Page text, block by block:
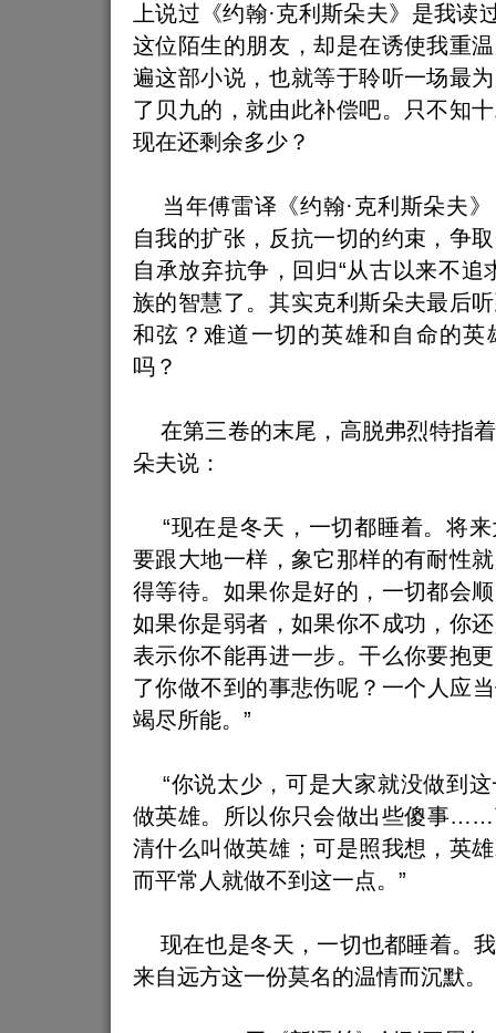
上说过《约翰·克利斯朵夫》是我读
这位陌生的朋友，却是在诱使我重
遍这部小说，也就等于聆听一场最
了贝九的，就由此补偿吧。只不知
现在还剩余多少？
当年傅雷译《约翰·克利斯朵夫》
自我的扩张，反抗一切的约束，争
自承放弃抗争，回归“从古以来不追
族的智慧了。其实克利斯朵夫最后
和弦？难道一切的英雄和自命的英
吗？
在第三卷的末尾，高脱弗烈特指
朵夫说：
“现在是冬天，一切都睡着。将来
要跟大地一样，象它那样的有耐性
得等待。如果你是好的，一切都会
如果你是弱者，如果你不成功，你
表示你不能再进一步。干么你要抱
了你做不到的事悲伤呢？一个人应
竭尽所能。”
“你说太少，可是大家就没做到这
做英雄。所以你只会做出些傻事……
清什么叫做英雄；可是照我想，英
而平常人就做不到这一点。”
现在也是冬天，一切也都睡着。
来自远方这一份莫名的温情而沉默。